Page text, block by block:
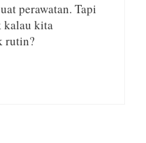
perawatan. Tapi
kalau kita
rutin?